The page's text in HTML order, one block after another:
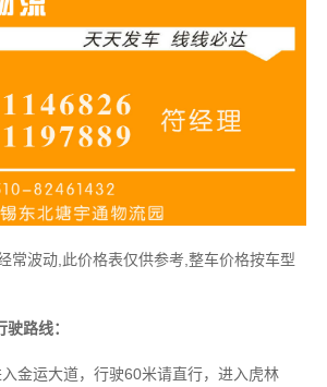
常波动,此价格表仅供参考,整车价格按车型
路线：
金运大道，行驶60米请直行，进入虎林